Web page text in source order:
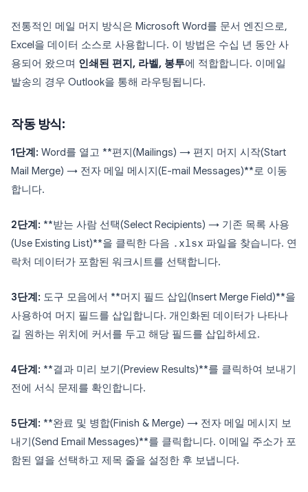
전통적인 메일 머지 방식은 Microsoft Word를 문서 엔진으로,
Excel을 데이터 소스로 사용합니다. 이 방법은 수십 년 동안 사
용되어 왔으며 인쇄된 편지, 라벨, 봉투에 적합합니다. 이메일
발송의 경우 Outlook을 통해 라우팅됩니다.
작동 방식:
1단계: Word를 열고 **편지(Mailings) → 편지 머지 시작(Start
Mail Merge) → 전자 메일 메시지(E-mail Messages)**로 이동
합니다.
2단계: **받는 사람 선택(Select Recipients) → 기존 목록 사용
(Use Existing List)**을 클릭한 다음 .xlsx 파일을 찾습니다. 연
락처 데이터가 포함된 워크시트를 선택합니다.
3단계: 도구 모음에서 **머지 필드 삽입(Insert Merge Field)**을
사용하여 머지 필드를 삽입합니다. 개인화된 데이터가 나타나
길 원하는 위치에 커서를 두고 해당 필드를 삽입하세요.
4단계: **결과 미리 보기(Preview Results)**를 클릭하여 보내기
전에 서식 문제를 확인합니다.
5단계: **완료 및 병합(Finish & Merge) → 전자 메일 메시지 보
내기(Send Email Messages)**를 클릭합니다. 이메일 주소가 포
함된 열을 선택하고 제목 줄을 설정한 후 보냅니다.